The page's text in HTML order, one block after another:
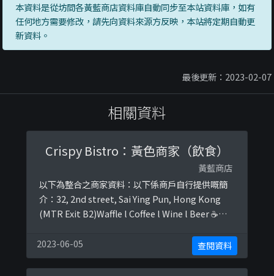
本資料是從坊間各黃藍商店資料庫自動同步至本站資料庫，如有
任何地方需要修改，請先向資料來源方反映，本站將定期自動更
新資料。
最後更新：2023-02-07
相關資料
Crispy Bistro：黃色商家（飲食）
黃藍商店
以下為整合之商家資料：以下係商戶自行提供嘅簡
介：32, 2nd street, Sai Ying Pun, Hong Kong
(MTR Exit B2)Waffle l Coffee l Wine l Beer ☕️🍴
關證明貼文：
https://www.facebook.com/crispybistro/post
...
2023-06-05 查閱資料